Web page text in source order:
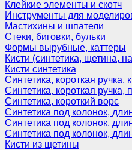
Клейкие элементы и скотч
Инструменты для
Мастихины и шпатели
Стеки, биговки, бульки
Формы вырубные, каттеры
Кисти (синтетика, щетина,
Кисти синтетика
Синтетика, короткая ручка,
Синтетика, короткая ручка,
Синтетика, короткий ворс
Синтетика под колонок,
Синтетика под колонок,
Синтетика под колонок,
Кисти из щетины